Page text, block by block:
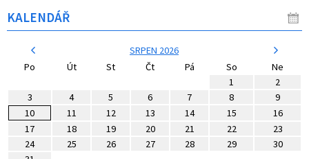
KALENDÁŘ
SRPEN 2026
Po
Út St Čt Pá So
Ne
1
2
3
4 5 6 7 8
9
10
11 12 13 14 15
16
17
18 19 20 21 22
23
24
25 26 27 28 29
30